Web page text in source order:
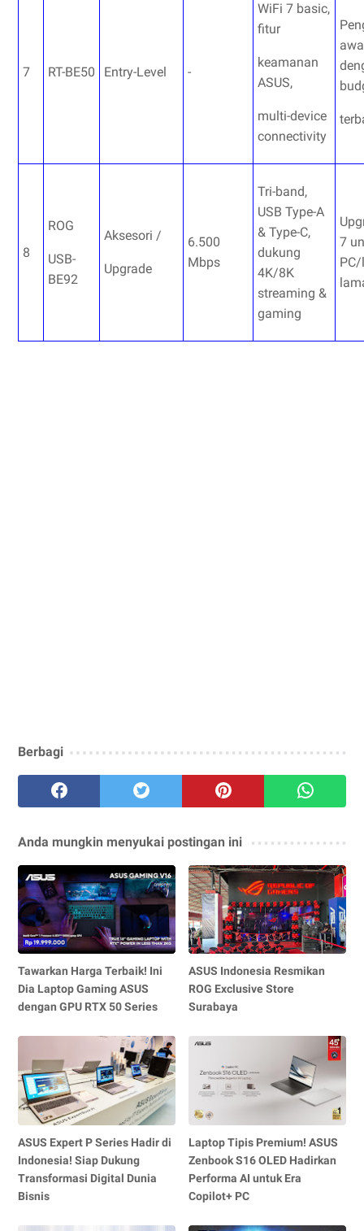
7 RT-BE50 Entry-Level -
WiFi 7 basic,
fitur
keamanan
ASUS,
multi-device
connectivity
8
ROG
USB-
BE92
Aksesori /
Upgrade
6.500
Mbps
Tri-band,
USB Type-A
& Type-C,
dukung
4K/8K
streaming &
gaming
7
Berbagi
Anda mungkin menyukai postingan ini
Tawarkan Harga Terbaik! Ini
Dia Laptop Gaming ASUS
dengan GPU RTX 50 Series
ASUS Indonesia Resmikan
ROG Exclusive Store
Surabaya
ASUS Expert P Series Hadir di
Indonesia! Siap Dukung
Transformasi Digital Dunia
Bisnis
Laptop Tipis Premium! ASUS
Zenbook S16 OLED Hadirkan
Performa AI untuk Era
Copilot+ PC